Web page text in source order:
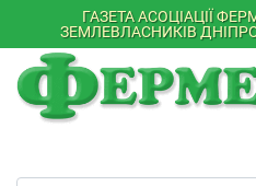
ГАЗЕТА АСОЦІАЦІЇ
ЗЕМЛЕВЛАСНИКІВ